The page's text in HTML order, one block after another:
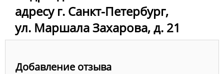
адресу г. Санкт-Петербург,
ул. Маршала Захарова, д. 21
Добавление отзыва